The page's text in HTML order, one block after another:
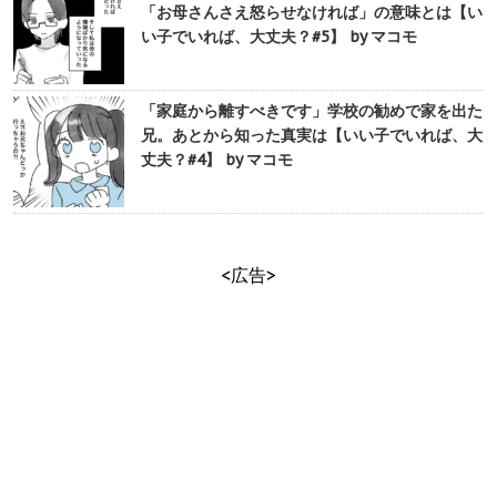
「お母さんさえ怒らせなければ」の意味とは【い
い子でいれば、大丈夫？#5】 by マコモ
「家庭から離すべきです」学校の勧めで家を出た
兄。あとから知った真実は【いい子でいれば、大
丈夫？#4】 by マコモ
<広告>